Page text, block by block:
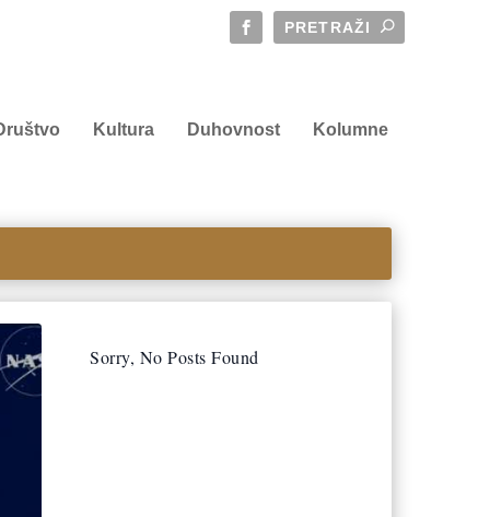
Kultura Duhovnost Kolumne
Sorry, No Posts Found